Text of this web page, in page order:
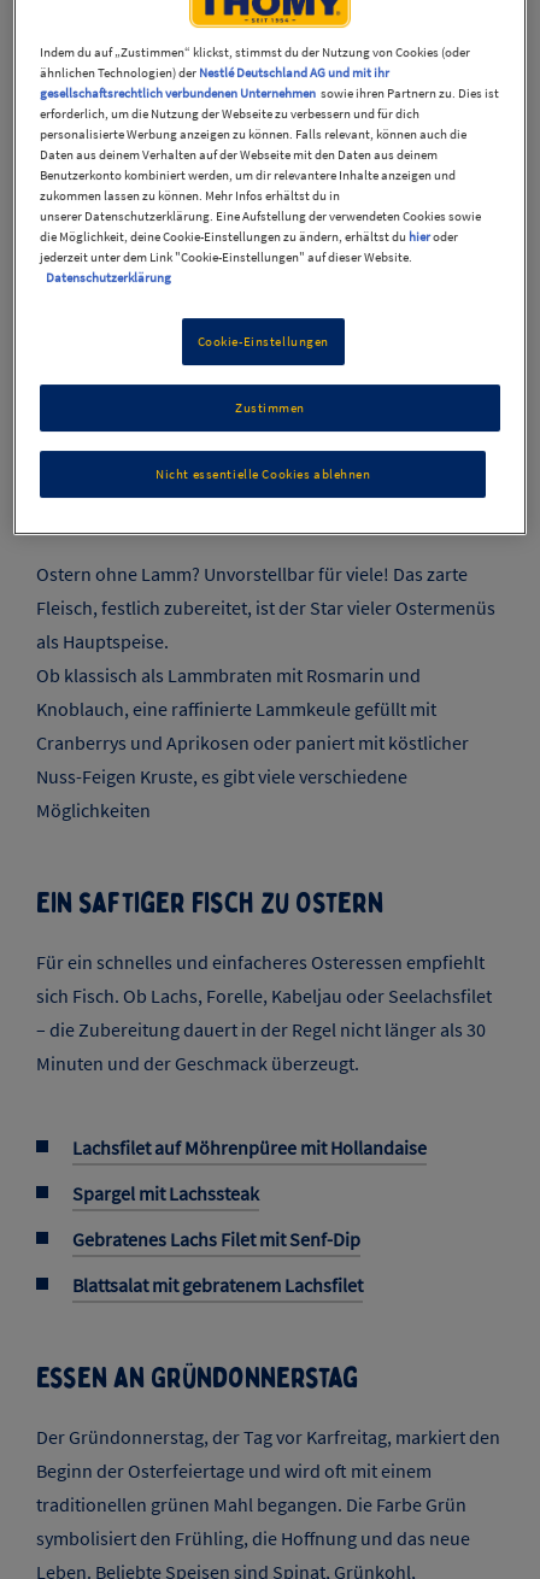
Traditionelles Osteressen mit Fleisch
und Fisch
Ostern ist ein Fest der Traditionen, und das gilt besonders
für das Essen. Von zartem Lammbraten bis hin zu
delikaten Fischgerichten – ein traditionelles Essen mit
Fleisch und Fisch verkörpert Frühlingsgefühle und
festliche Stimmung gleichermaßen.
Osterrezepte mit Lamm: Der
Ostern ohne Lamm? Unvorstellbar für viele! Das zarte
Fleisch, festlich zubereitet, ist der Star vieler Ostermenüs
als Hauptspeise.
Ob klassisch als Lammbraten mit Rosmarin und
Knoblauch, eine raffinierte Lammkeule gefüllt mit
Cranberrys und Aprikosen oder paniert mit köstlicher
Nuss-Feigen Kruste, es gibt viele verschiedene
Möglichkeiten
Ein saftiger Fisch zu Ostern
Für ein schnelles und einfacheres Osteressen empfiehlt
sich Fisch. Ob Lachs, Forelle, Kabeljau oder Seelachsfilet
– die Zubereitung dauert in der Regel nicht länger als 30
Minuten und der Geschmack überzeugt.
Lachsfilet auf Möhrenpüree mit Hollandaise
Spargel mit Lachssteak
Gebratenes Lachs Filet mit Senf-Dip
Blattsalat mit gebratenem Lachsfilet
Essen an Gründonnerstag
Der Gründonnerstag, der Tag vor Karfreitag, markiert den
Beginn der Osterfeiertage und wird oft mit einem
traditionellen grünen Mahl begangen. Die Farbe Grün
symbolisiert den Frühling, die Hoffnung und das neue
Leben. Beliebte Speisen sind Spinat, Grünkohl,
Indem du auf „Zustimmen“ klickst, stimmst du der Nutzung von Cookies (oder
ähnlichen Technologien) der Nestlé Deutschland AG und mit ihr
gesellschaftsrechtlich verbundenen Unternehmen sowie ihren Partnern zu. Dies ist
erforderlich, um die Nutzung der Webseite zu verbessern und für dich
personalisierte Werbung anzeigen zu können. Falls relevant, können auch die
Daten aus deinem Verhalten auf der Webseite mit den Daten aus deinem
Benutzerkonto kombiniert werden, um dir relevantere Inhalte anzeigen und
zukommen lassen zu können. Mehr Infos erhältst du in
unserer Datenschutzerklärung. Eine Aufstellung der verwendeten Cookies sowie
die Möglichkeit, deine Cookie-Einstellungen zu ändern, erhältst du hieroder
jederzeit unter dem Link "Cookie-Einstellungen" auf dieser Website.
Datenschutzerklärung
Cookie-Einstellungen
Nicht essentielle Cookies ablehnen
Zustimmen